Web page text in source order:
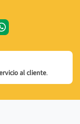
al cliente.